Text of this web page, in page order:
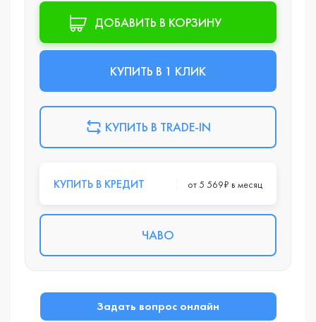
ДОБАВИТЬ В КОРЗИНУ
КУПИТЬ В 1 КЛИК
КУПИТЬ В TRADE-IN
КУПИТЬ В КРЕДИТ от 5 569₽ в месяц
ЧАВО
Задать вопрос онлайн